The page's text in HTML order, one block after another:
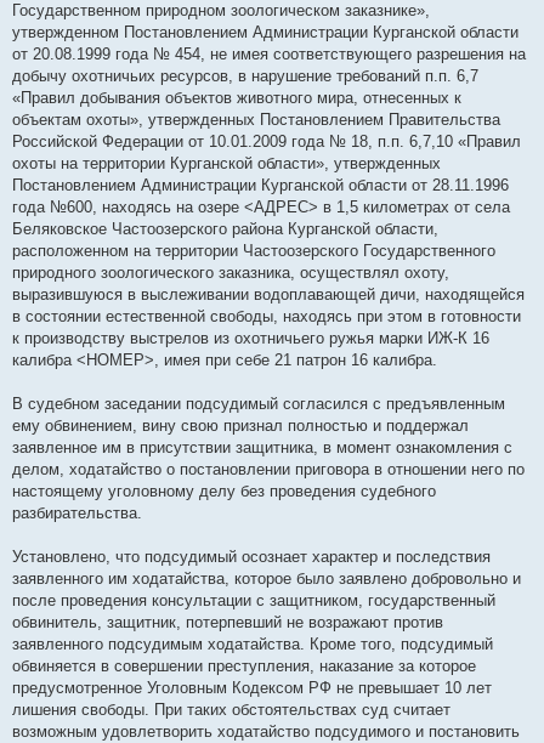
Государственном природном зоологическом заказнике»,
утвержденном Постановлением Администрации Курганской области
от 20.08.1999 года № 454, не имея соответствующего разрешения на
добычу охотничьих ресурсов, в нарушение требований п.п. 6,7
«Правил добывания объектов животного мира, отнесенных к
объектам охоты», утвержденных Постановлением Правительства
Российской Федерации от 10.01.2009 года № 18, п.п. 6,7,10 «Правил
охоты на территории Курганской области», утвержденных
Постановлением Администрации Курганской области от 28.11.1996
года №600, находясь на озере <АДРЕС> в 1,5 километрах от села
Беляковское Частоозерского района Курганской области,
расположенном на территории Частоозерского Государственного
природного зоологического заказника, осуществлял охоту,
выразившуюся в выслеживании водоплавающей дичи, находящейся
в состоянии естественной свободы, находясь при этом в готовности
к производству выстрелов из охотничьего ружья марки ИЖ-К 16
калибра <НОМЕР>, имея при себе 21 патрон 16 калибра.
В судебном заседании подсудимый согласился с предъявленным
ему обвинением, вину свою признал полностью и поддержал
заявленное им в присутствии защитника, в момент ознакомления с
делом, ходатайство о постановлении приговора в отношении него по
настоящему уголовному делу без проведения судебного
разбирательства.
Установлено, что подсудимый осознает характер и последствия
заявленного им ходатайства, которое было заявлено добровольно и
после проведения консультации с защитником, государственный
обвинитель, защитник, потерпевший не возражают против
заявленного подсудимым ходатайства. Кроме того, подсудимый
обвиняется в совершении преступления, наказание за которое
предусмотренное Уголовным Кодексом РФ не превышает 10 лет
лишения свободы. При таких обстоятельствах суд считает
возможным удовлетворить ходатайство подсудимого и постановить